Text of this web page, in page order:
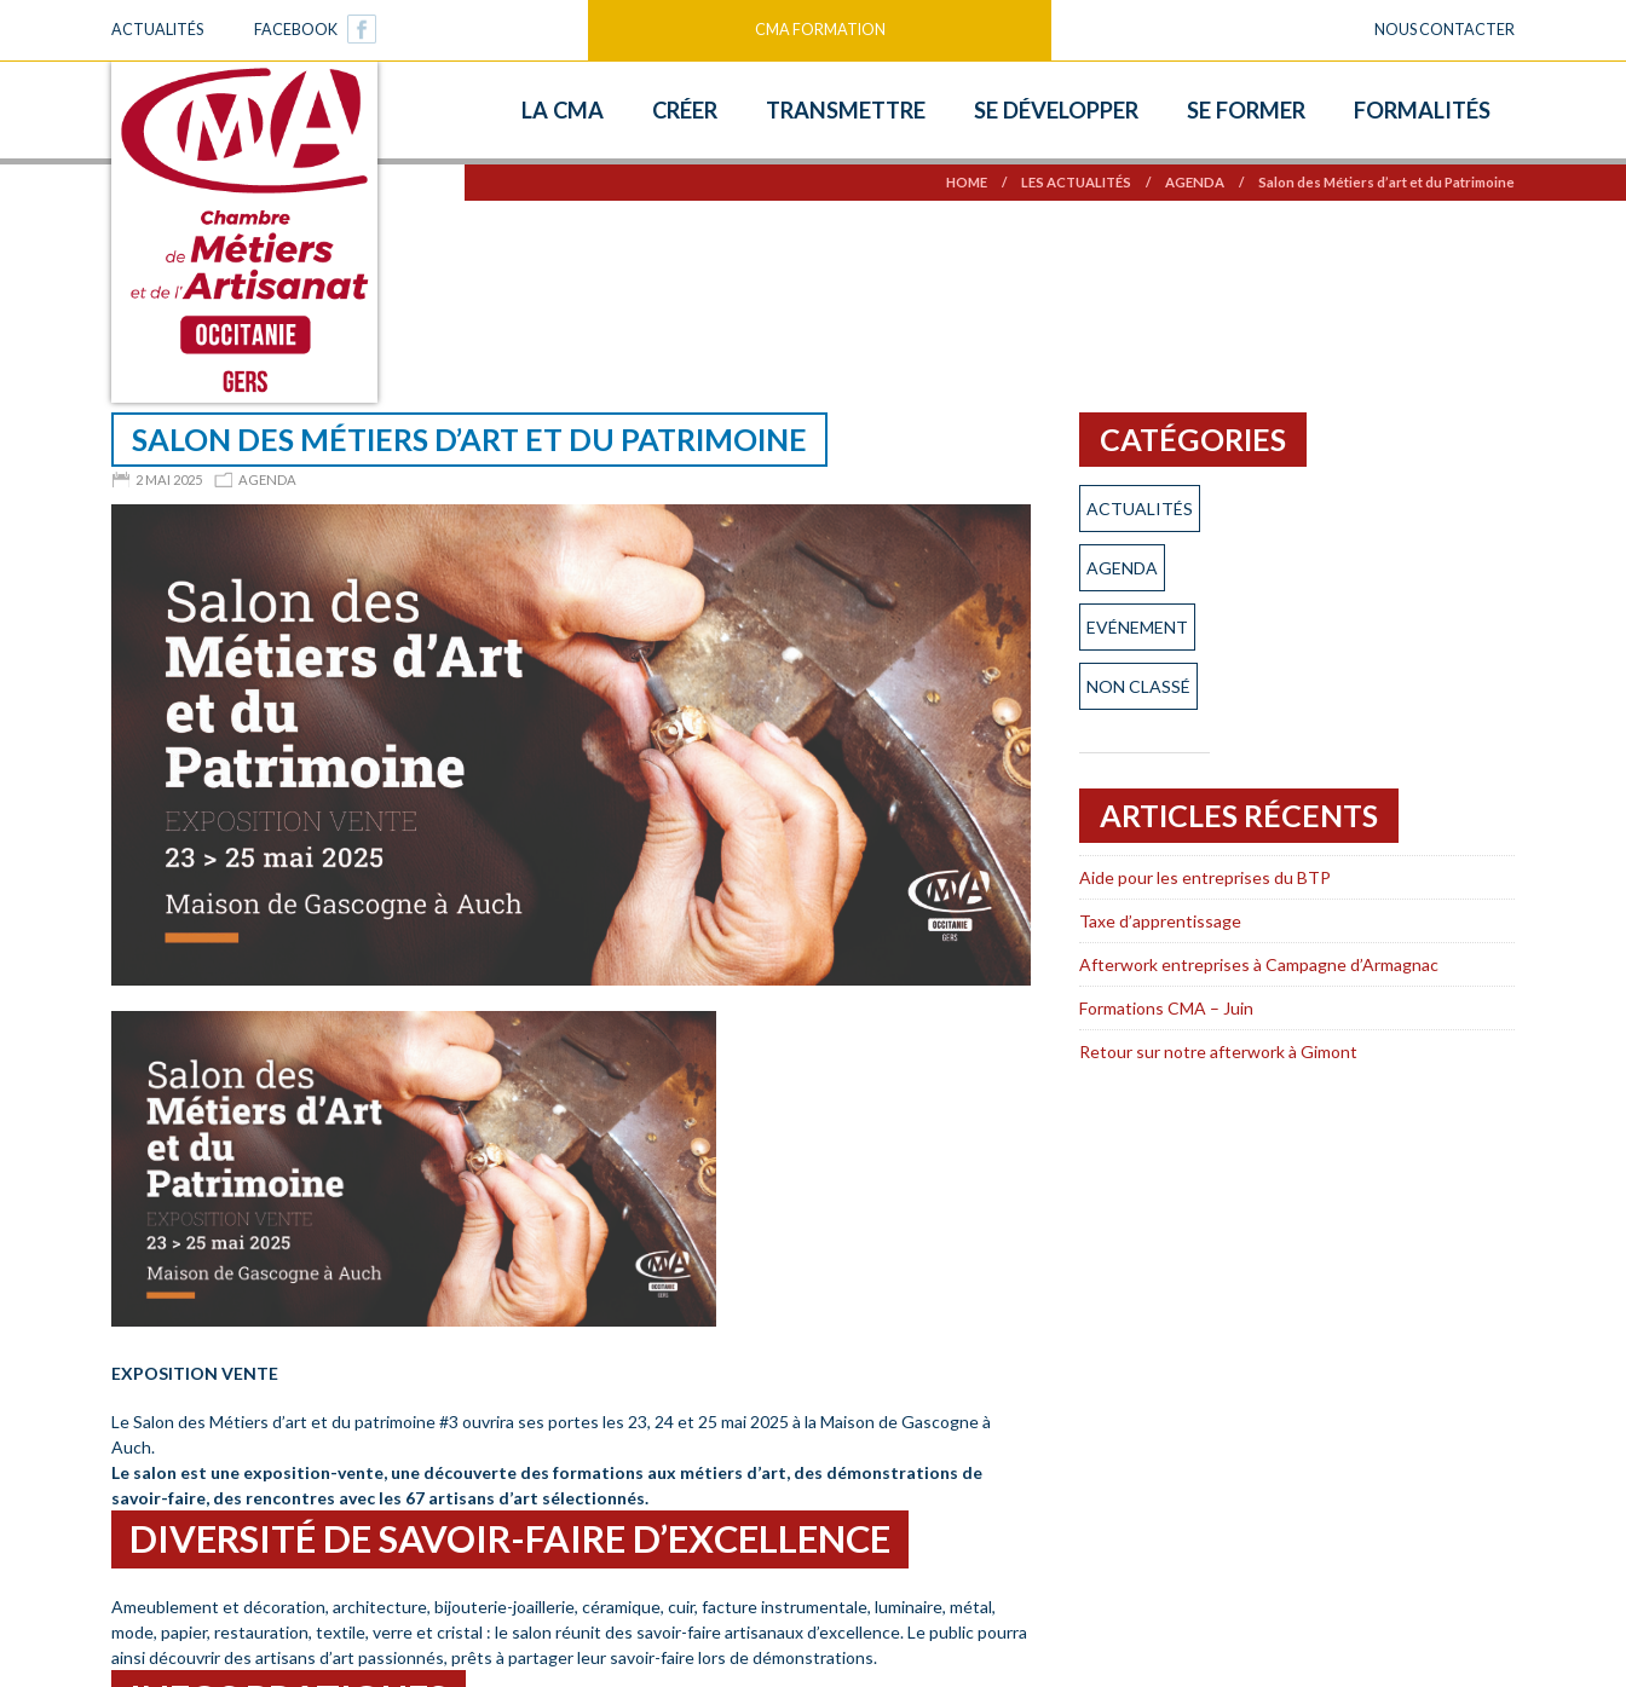
GO
MAIN
NAVIGATION
ACTUALITÉS FACEBOOK NOUS CONTACTER
CMA FORMATION
Chambre des Métiers et de l'Artisanat du Gers
Skip
to
content
LA CMA CRÉER TRANSMETTRE SE DÉVELOPPER SE FORMER FORMALITÉS
HOME / LES ACTUALITÉS / AGENDA / Salon des Métiers d’art et du Patrimoine
SALON DES MÉTIERS D’ART ET DU PATRIMOINE
2 MAI 2025 AGENDA
EXPOSITION VENTE
Le Salon des Métiers d’art et du patrimoine #3 ouvrira ses portes les 23, 24 et 25 mai 2025 à la Maison de Gascogne à
Auch.
Le salon est une exposition-vente, une découverte des formations aux métiers d’art, des démonstrations de
savoir-faire, des rencontres avec les 67 artisans d’art sélectionnés.
DIVERSITÉ DE SAVOIR-FAIRE D’EXCELLENCE
Ameublement et décoration, architecture, bijouterie-joaillerie, céramique, cuir, facture instrumentale, luminaire, métal,
mode, papier, restauration, textile, verre et cristal : le salon réunit des savoir-faire artisanaux d’excellence. Le public pourra
ainsi découvrir des artisans d’art passionnés, prêts à partager leur savoir-faire lors de démonstrations.
CATÉGORIES
ACTUALITÉS
AGENDA
EVÉNEMENT
NON CLASSÉ
ARTICLES RÉCENTS
Aide pour les entreprises du BTP
Taxe d’apprentissage
Afterwork entreprises à Campagne d’Armagnac
Formations CMA – Juin
Retour sur notre afterwork à Gimont